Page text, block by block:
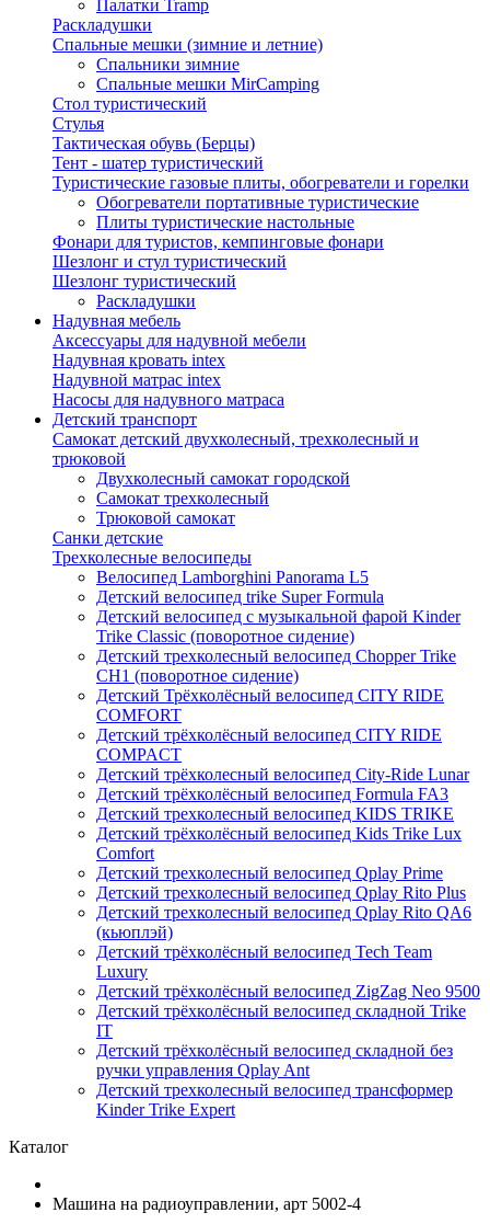
Палатки Tramp
Раскладушки
Спальные мешки (зимние и летние)
Спальники зимние
Спальные мешки MirCamping
Стол туристический
Стулья
Тактическая обувь (Берцы)
Тент - шатер туристический
Туристические газовые плиты, обогреватели и горелки
Обогреватели портативные туристические
Плиты туристические настольные
Фонари для туристов, кемпинговые фонари
Шезлонг и стул туристический
Шезлонг туристический
Раскладушки
Надувная мебель
Аксессуары для надувной мебели
Надувная кровать intex
Надувной матрас intex
Насосы для надувного матраса
Детский транспорт
Самокат детский двухколесный, трехколесный и
трюковой
Двухколесный самокат городской
Самокат трехколесный
Трюковой самокат
Санки детские
Трехколесные велосипеды
Велосипед Lamborghini Panorama L5
Детский велосипед trike Super Formula
Детский велосипед с музыкальной фарой Kinder
Trike Classic (поворотное сидение)
Детский трехколесный велосипед Chopper Trike
CH1 (поворотное сидение)
Детский Трёхколёсный велосипед CITY RIDE
COMFORT
Детский трёхколёсный велосипед CITY RIDE
COMPACT
Детский трёхколесный велосипед City-Ride Lunar
Детский трёхколёсный велосипед Formula FA3
Детский трехколесный велосипед KIDS TRIKE
Детский трёхколёсный велосипед Kids Trike Lux
Comfort
Детский трехколесный велосипед Qplay Prime
Детский трехколесный велосипед Qplay Rito Plus
Детский трехколесный велосипед Qplay Rito QA6
(кьюплэй)
Детский трёхколёсный велосипед Tech Team
Luxury
Детский трёхколёсный велосипед ZigZag Neo 9500
Детский трёхколёсный велосипед складной Trike
IT
Детский трёхколёсный велосипед складной без
ручки управления Qplay Ant
Детский трехколесный велосипед трансформер
Kinder Trike Expert
Каталог
Машина на радиоуправлении, арт 5002-4